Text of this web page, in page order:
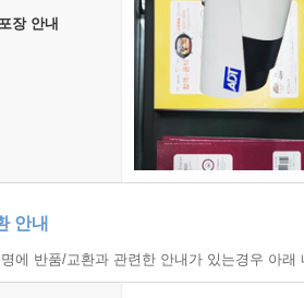
포장 안내
안내
에 반품/교환과 관련한 안내가 있는경우 아